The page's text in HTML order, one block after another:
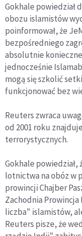
Gokhale powiedział
obozu islamistów
poinformował, że
bezpośredniego
absolutnie
jednocześnie
mogą się szkolić
funkcjonować bez
Reuters zwraca
od 2001 roku
terrorystycznych.
Gokhale
lotnictwa na obóz w
prowincji Chajber
Zachodnia
liczba" islamistów,
Reuters pisze, że